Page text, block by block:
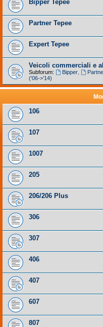
Bipper Tepee
Partner Tepee
Expert Tepee
Veicoli commerciali e
Subforum: Bipper,
('06->'14)
106
107
1007
205
206/206 Plus
306
307
406
407
607
807